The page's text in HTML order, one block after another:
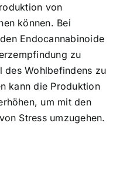
von
können. Bei
Endocannabinoide
zu
des Wohlbefindens zu
kann die Produktion
um mit den
Stress umzugehen.